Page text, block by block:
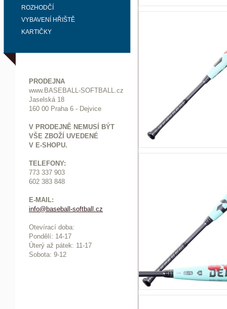
ROZHODČÍ
VYBAVENÍ HŘIŠTĚ
KARTIČKY
PRODEJNA
www.BASEBALL-SOFTBALL.cz
Jaselská 18
160 00 Praha 6 - Dejvice
V PRODEJNĚ NEMUSÍ BÝT
VŠE ZBOŽÍ UVEDENÉ
V E-SHOPU.
TELEFONY:
773 337 903
602 383 848
E-MAIL:
info@baseball-softball.cz
Otevírací doba:
Pondělí: 14-17
Úterý až pátek: 11-17
Sobota: 9-12